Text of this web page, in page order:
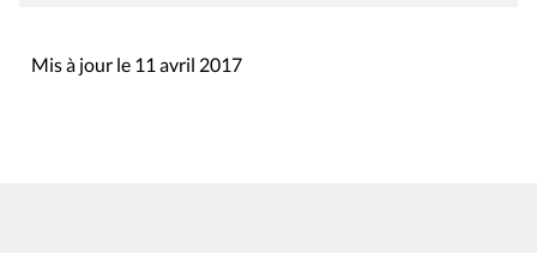
Mis à jour le 11 avril 2017